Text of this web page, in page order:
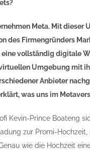
Meta. Mit
des Firmengründers
eine vollständig digitale
Umgebung mit
Anbieter
was uns im
Kevin-Prince Boateng
zur Promi-
wie die Hochzeit